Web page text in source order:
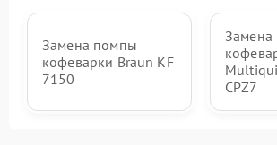
Замена помпы
кофеварки Braun KF
7150
CPZ7